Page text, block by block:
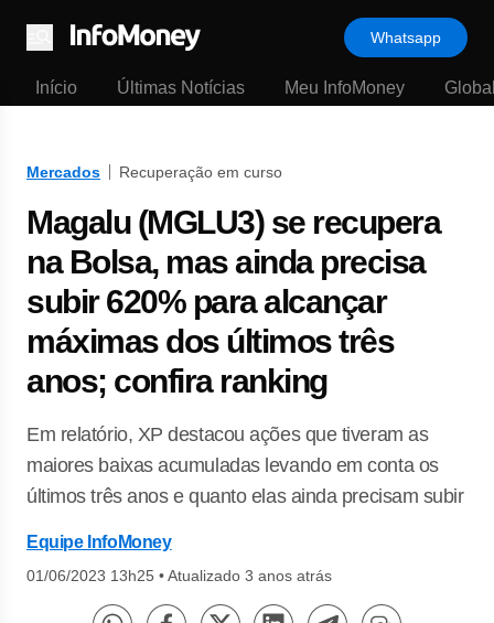
Menu
Whatsapp
Início Últimas Notícias Meu InfoMoney
Mercados Recuperação em curso
Magalu (MGLU3) se recupera
na Bolsa, mas ainda precisa
subir 620% para alcançar
máximas dos últimos três
anos; confira ranking
Em relatório, XP destacou ações que tiveram as
maiores baixas acumuladas levando em conta os
últimos três anos e quanto elas ainda precisam subir
Equipe InfoMoney
01/06/2023 13h25 •Atualizado 3 anos atrás